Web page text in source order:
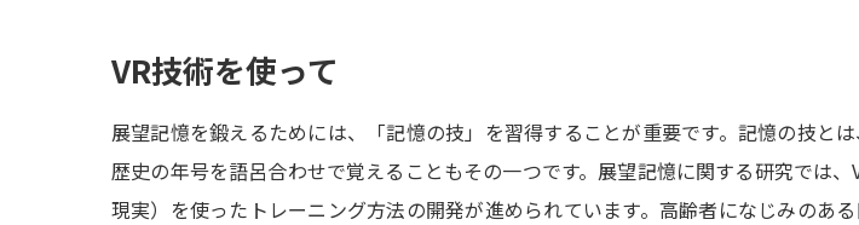
VR技術を使って
展望記憶を鍛えるためには、「記憶の技」を習得することが重要です。記憶の技と
歴史の年号を語呂合わせで覚えることもその一つです。展望記憶に関する研究では、
現実）を使ったトレーニング方法の開発が進められています。高齢者になじみのあ